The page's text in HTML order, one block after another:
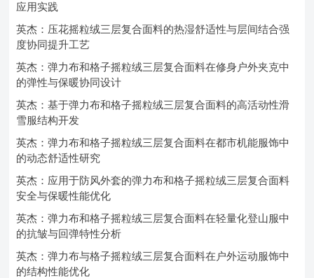
应用实践
英杰：压花摇粒绒三层复合面料的热湿舒适性与层间结合强
度协同提升工艺
英杰：弹力布和格子摇粒绒三层复合面料在修身户外夹克中
的弹性与保暖协同设计
英杰：基于弹力布和格子摇粒绒三层复合面料的高活动性滑
雪服结构开发
英杰：弹力布和格子摇粒绒三层复合面料在都市机能服饰中
的动态舒适性研究
英杰：应用于防风外套的弹力布和格子摇粒绒三层复合面料
安全与保暖性能优化
英杰：弹力布和格子摇粒绒三层复合面料在轻量化登山服中
的抗皱与回弹特性分析
英杰：弹力布与格子摇粒绒三层复合面料在户外运动服饰中
的结构性能优化